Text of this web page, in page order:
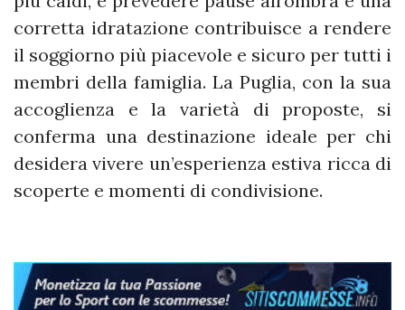
corretta idratazione contribuisce a rendere
il soggiorno più piacevole e sicuro per tutti i
membri della famiglia. La Puglia, con la sua
accoglienza e la varietà di proposte, si
conferma una destinazione ideale per chi
desidera vivere un’esperienza estiva ricca di
scoperte e momenti di condivisione.